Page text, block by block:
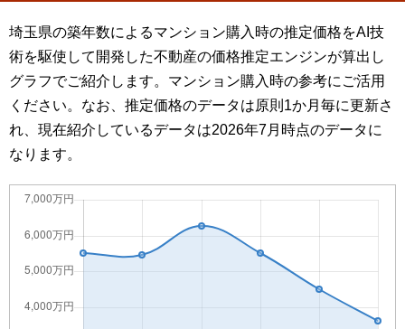
埼玉県の築年数によるマンション購入時の推定価格をAI技
術を駆使して開発した不動産の価格推定エンジンが算出し
グラフでご紹介します。マンション購入時の参考にご活用
ください。なお、推定価格のデータは原則1か月毎に更新さ
れ、現在紹介しているデータは2026年7月時点のデータに
なります。